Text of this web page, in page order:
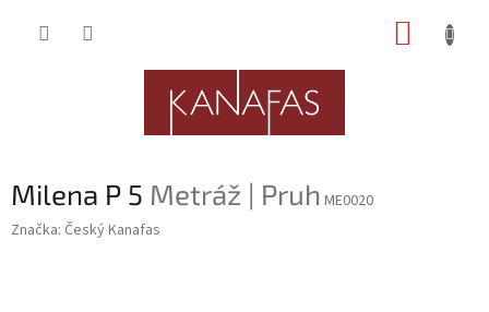
Milena P 5 Metráž | Pruh ME0020
Značka: Český Kanafas